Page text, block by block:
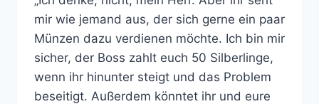
mir wie jemand aus, der sich gerne ein paar
Münzen dazu verdienen möchte. Ich bin mir
sicher, der Boss zahlt euch 50 Silberlinge,
wenn ihr hinunter steigt und das Problem
beseitigt. Außerdem könntet ihr und eure